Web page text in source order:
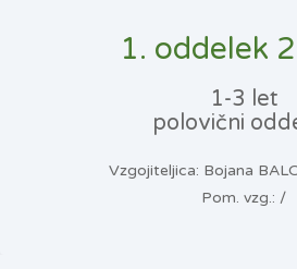
1. oddelek
1-3 let
polovični
Vzgojiteljica: Bojana
Pom. vzg.: /